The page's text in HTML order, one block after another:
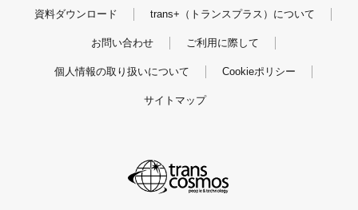
資料ダウンロード trans+（トランスプラス）について
お問い合わせ ご利用に際して
個人情報の取り扱いについて Cookieポリシー
サイトマップ